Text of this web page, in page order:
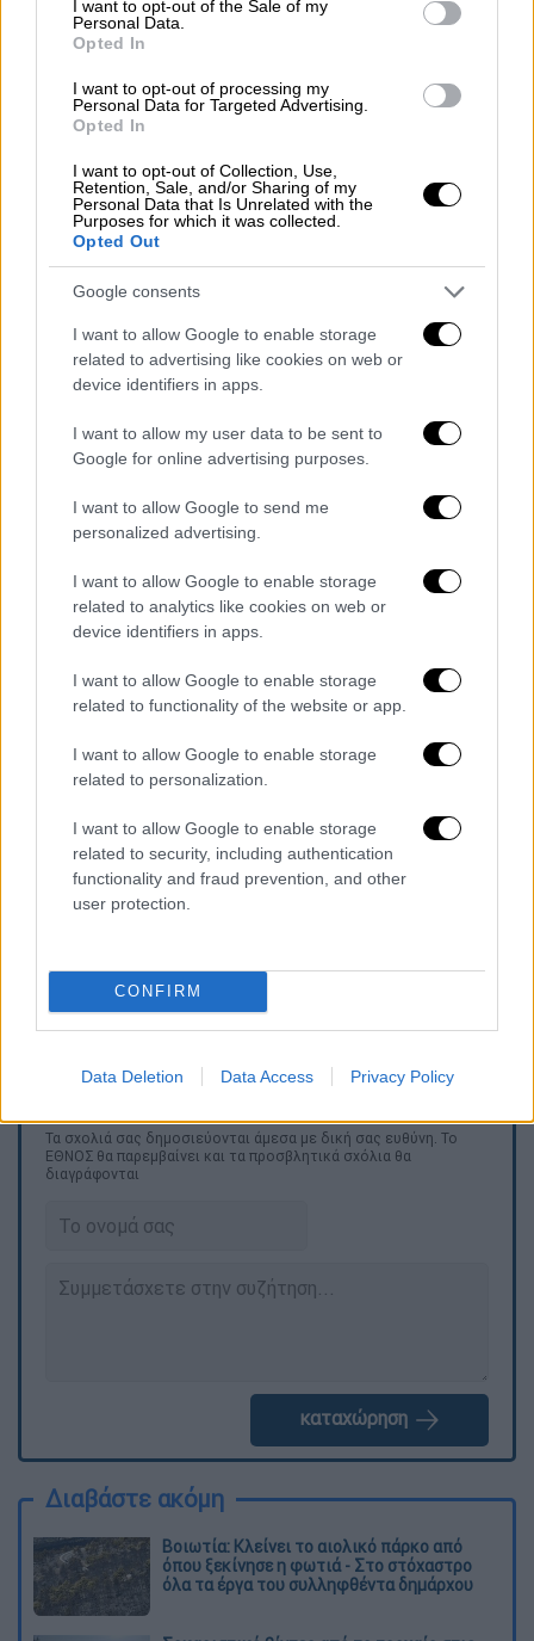
I want to opt-out of the Sale of my
Personal Data.
Opted In
I want to opt-out of processing my
Personal Data for Targeted Advertising.
Opted In
I want to opt-out of Collection, Use,
Retention, Sale, and/or Sharing of my
Personal Data that Is Unrelated with the
Purposes for which it was collected.
Opted Out
Google consents
I want to allow Google to enable storage
related to advertising like cookies on web or
device identifiers in apps.
I want to allow my user data to be sent to
Google for online advertising purposes.
I want to allow Google to send me
personalized advertising.
I want to allow Google to enable storage
related to analytics like cookies on web or
device identifiers in apps.
I want to allow Google to enable storage
related to functionality of the website or app.
I want to allow Google to enable storage
related to personalization.
I want to allow Google to enable storage
related to security, including authentication
functionality and fraud prevention, and other
user protection.
CONFIRM
Data Deletion Data Access Privacy Policy
Η ωριαία δραματική σειρά των
επικεντρώνεται σε δύο γενιές κακοποιών,
τις επιχειρήσεις που διευθύνουν, τις
τον άνθρωπο που καλούν για να λύσουν τα
προβλήματά τους.
Tom Hardy, Helen Mirren and Pierce
Brosnan are in final negotiations to
star in Guy Ritchie’s upcoming drama
series for Paramount+
(Source:https://t.co/engkn5enrm)
pic.twitter.com/UGv3AJcDFt
— Film Updates (@FilmUpdates)
October 10, 2024
Ο Χάρντι είναι υποψήφιος για το ρόλο του
Harry, ενός άντρα που είναι τόσο
Ρόναν Μπένετ(Ronan Bennett) υπογράφει
το σενάριο ενώ μαζί με τον σκηνοθέτη και
τους Ντέιβιντ Χούτκιν (David Hutkin),
(David Glasser) Ρόναλντ Μπερκλ (Ron Burkle)
και Ιβάν 'Ατκινσον (Ivan Atkinson) είναι και
εκτελεστικοί παραγωγοί.
κωμωδία δράσηςτου Ρίτσι για το Netflix
«The Gentlemen», με πρωταγωνιστή τον Τεό
Τζέιμς (Theo James).
Τα σχολιά σας δημοσιεύονται άμεσα με δική σας ευθύνη. Το
ΕΘΝΟΣ θα παρεμβαίνει και τα προσβλητικά σχόλια θα
διαγράφονται
καταχώρηση
Διαβάστε ακόμη
Βοιωτία: Κλείνει το αιολικό πάρκο από
όπου ξεκίνησε η φωτιά - Στο στόχαστρο
όλα τα έργα του συλληφθέντα δημάρχου